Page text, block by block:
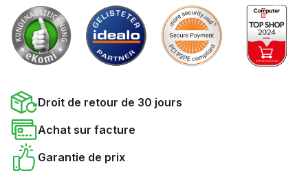
Droit de retour de 30 jours
Achat sur facture
Garantie de prix